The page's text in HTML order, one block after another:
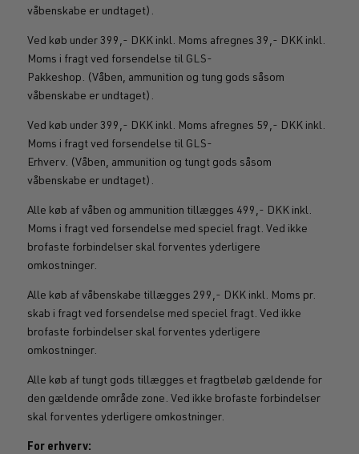
våbenskabe er undtaget).
Ved køb under 399,- DKK inkl. Moms afregnes 39,- DKK inkl.
Moms i fragt ved forsendelse til GLS-
Pakkeshop. (Våben, ammunition og tung gods såsom
våbenskabe er undtaget).
Ved køb under 399,- DKK inkl. Moms afregnes 59,- DKK inkl.
Moms i fragt ved forsendelse til GLS-
Erhverv. (Våben, ammunition og tungt gods såsom
våbenskabe er undtaget).
Alle køb af våben og ammunition tillægges 499,- DKK inkl.
Moms i fragt ved forsendelse med speciel fragt. Ved ikke
brofaste forbindelser skal forventes yderligere
omkostninger.
Alle køb af våbenskabe tillægges 299,- DKK inkl. Moms pr.
skab i fragt ved forsendelse med speciel fragt. Ved ikke
brofaste forbindelser skal forventes yderligere
omkostninger.
Alle køb af tungt gods tillægges et fragtbeløb gældende for
den gældende område zone. Ved ikke brofaste forbindelser
skal forventes yderligere omkostninger.
For erhverv: